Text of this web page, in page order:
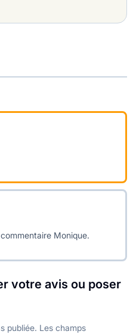
Monique.
votre avis ou poser
publiée. Les champs